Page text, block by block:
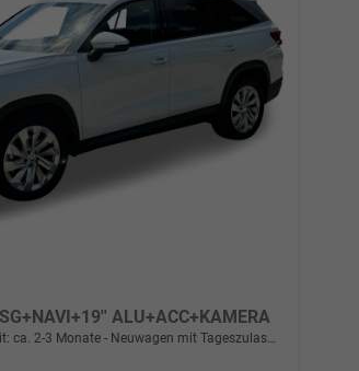
ALU+ACC+KAMERA
ca. 2-3 Monate Neuwagen mit Tageszulassung